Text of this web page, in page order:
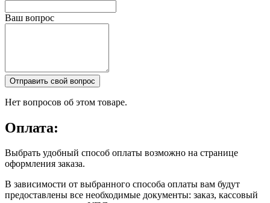
Ваш вопрос
Отправить свой вопрос
Нет вопросов об этом товаре.
Оплата:
Выбрать удобный способ оплаты возможно на странице
оформления заказа.
В зависимости от выбранного способа оплаты вам будут
предоставлены все необходимые документы: заказ, кассовый